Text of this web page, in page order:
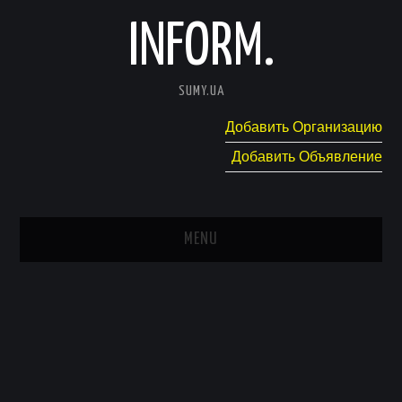
INFORM.
SUMY.UA
Добавить Организацию
Добавить Объявление
MENU